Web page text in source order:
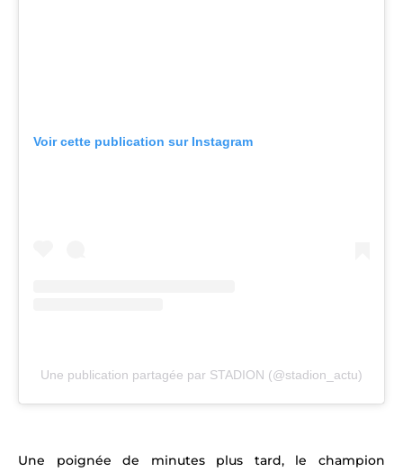
Voir cette publication sur Instagram
Une publication partagée par STADION (@stadion_actu)
Une poignée de minutes plus tard, le champion